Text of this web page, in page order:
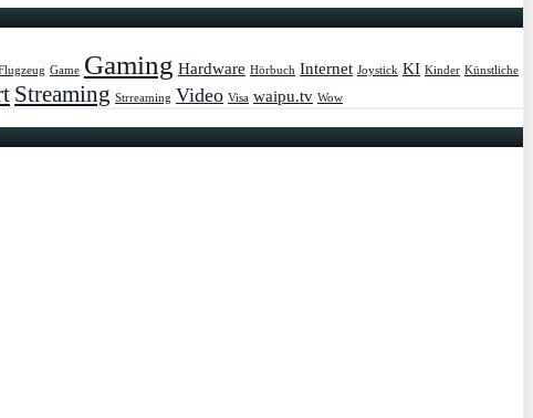
Game Gaming Hardware Hörbuch Internet Joystick KI Kinder Künstliche
Streaming Strreaming Video Visa waipu.tv Wow